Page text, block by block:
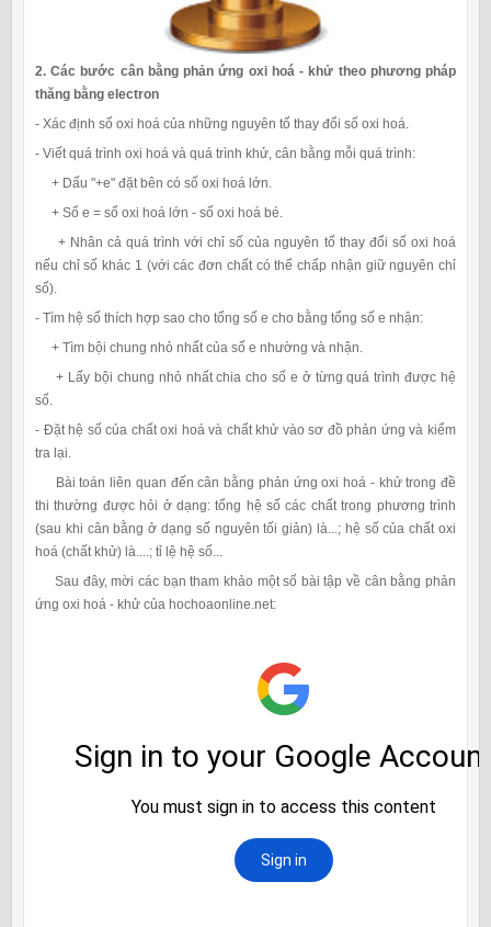
2. Các bước cân bằng phản ứng oxi hoá - khử theo phương pháp
thăng bằng electron
- Xác định số oxi hoá của những nguyên tố thay đổi số oxi hoá.
- Viết quá trình oxi hoá và quá trình khử, cân bằng mỗi quá trình:
+ Dấu "+e" đặt bên có số oxi hoá lớn.
+ Số e = số oxi hoá lớn - số oxi hoá bé.
+ Nhân cả quá trình với chỉ số của nguyên tố thay đổi số oxi hoá
nếu chỉ số khác 1 (với các đơn chất có thể chấp nhận giữ nguyên chỉ
số).
- Tìm hệ số thích hợp sao cho tổng số e cho bằng tổng số e nhận:
+ Tìm bội chung nhỏ nhất của số e nhường và nhận.
+ Lấy bội chung nhỏ nhất chia cho số e ở từng quá trình được hệ
số.
- Đặt hệ số của chất oxi hoá và chất khử vào sơ đồ phản ứng và kiểm
tra lại.
Bài toán liên quan đến cân bằng phản ứng oxi hoá - khử trong đề
thi thường được hỏi ở dạng: tổng hệ số các chất trong phương trình
(sau khi cân bằng ở dạng số nguyên tối giản) là...; hệ số của chất oxi
hoá (chất khử) là....; tỉ lệ hệ số...
Sau đây, mời các bạn tham khảo một số bài tập về cân bằng phản
ứng oxi hoá - khử của hochoaonline.net: